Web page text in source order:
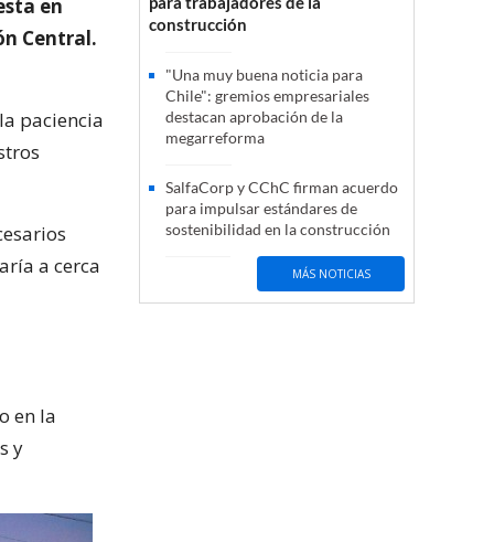
en
Central.
paciencia
a cerca
en la
y
construcción
"Una muy buena noticia para
Chile": gremios empresariales
destacan aprobación de la
megarreforma
SalfaCorp y CChC firman acuerdo
para impulsar estándares de
sostenibilidad en la construcción
MÁS NOTICIAS